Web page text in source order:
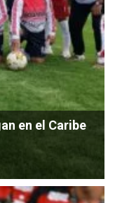
en el Caribe